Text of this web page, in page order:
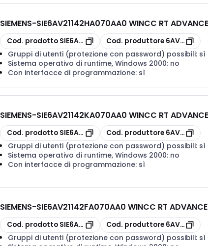
SIEMENS-SIE6AV21142HA070AA0 WINCC RT
copia
Cod. prodotto SIE6AV21142HA070AA0
copia
Cod. produttore
Gruppi di utenti (protezione con password) possibili: sì
Sistema operativo di runtime, Windows 2000: no
Con interfacce di programmazione: sì
SIEMENS-SIE6AV21142KA070AA0 WINCC RT
copia
Cod. prodotto SIE6AV21142KA070AA0
copia
Cod. produttore
Gruppi di utenti (protezione con password) possibili: sì
Sistema operativo di runtime, Windows 2000: no
Con interfacce di programmazione: sì
SIEMENS-SIE6AV21142FA070AA0 WINCC RT
copia
Cod. prodotto SIE6AV21142FA070AA0
copia
Cod. produttore
Gruppi di utenti (protezione con password) possibili: sì